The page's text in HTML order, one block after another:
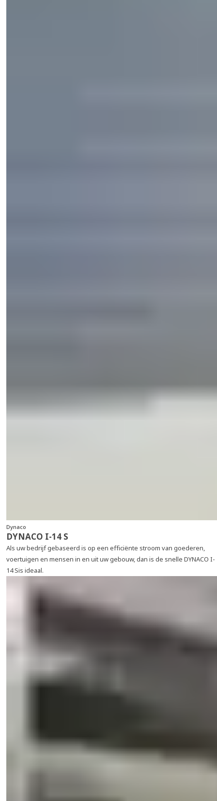
Dynaco
DYNACO I-14 S
Als uw bedrijf gebaseerd is op een efficiënte stroom van goederen,
voertuigen en mensen in en uit uw gebouw, dan is de snelle DYNACO I-
14 Sis ideaal.